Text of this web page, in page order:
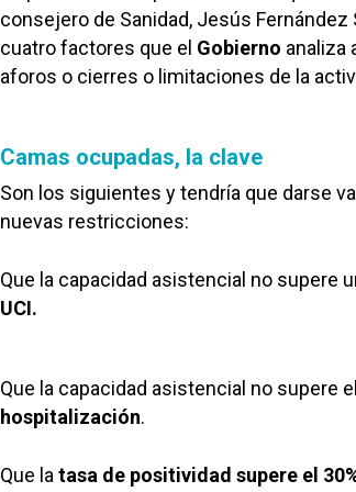
consejero de Sanidad, Jesús
cuatro factores que el Gobierno analiza
aforos o cierres o limitaciones de la
Camas ocupadas, la clave
Son los siguientes y tendría que darse
nuevas restricciones:
Que la capacidad asistencial no supere
UCI.
Que la capacidad asistencial no supere el
hospitalización.
Que la tasa de positividad supere el